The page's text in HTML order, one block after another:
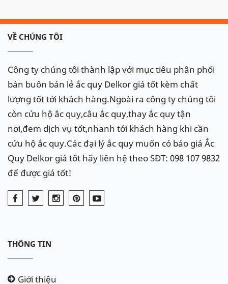
VỀ CHÚNG TÔI
Công ty chúng tôi thành lập với mục tiêu phân phối
bán buôn bán lẻ ắc quy Delkor giá tốt kèm chất
lượng tốt tới khách hàng.Ngoài ra công ty chúng tôi
còn cứu hộ ắc quy,câu ắc quy,thay ắc quy tận
nơi,đem dịch vụ tốt,nhanh tới khách hàng khi cần
cứu hộ ắc quy.Các đại lý ắc quy muốn có báo giá Ắc
Quy Delkor giá tốt hãy liên hệ theo SĐT: 098 107 9832
để được giá tốt!
THÔNG TIN
Giới thiệu